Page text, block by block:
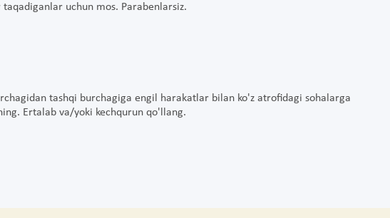
uchun mos. Parabenlarsiz.
tashqi burchagiga engil harakatlar bilan ko'z atrofidagi sohalarga
Ertalab va/yoki kechqurun qo'llang.